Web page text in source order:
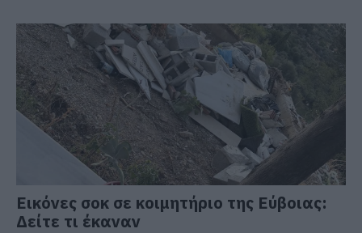
Εικόνες σοκ σε κοιμητήριο της Εύβοιας:
Δείτε τι έκαναν